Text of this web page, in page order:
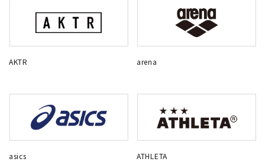
AKTR arena
asics ATHLETA